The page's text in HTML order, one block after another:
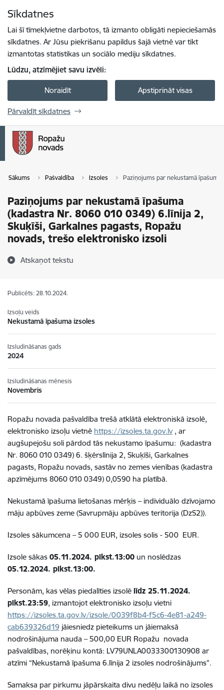
Sīkdatnes
Lai šī tīmekļvietne darbotos, tā izmanto obligāti nepieciešamās
sīkdatnes. Ar Jūsu piekrišanu papildus šajā vietnē var tikt
izmantotas statistikas un sociālo mediju sīkdatnes.
Lūdzu, atzīmējiet savu izvēli:
Noraidīt Apstiprināt visas
Pārvaldīt sīkdatnes
Sākums Pašvaldība Izsoles Paziņojums par nekustamā
Paziņojums par nekustamā īpašuma
(kadastra Nr. 8060 010 0349) 6.līnija 2,
Skuķīši, Garkalnes pagasts, Ropažu
novads, trešo elektronisko izsoli
Atskaņot tekstu
Publicēts: 28.10.2024.
Izsoļu veids
Nekustamā īpašuma izsoles
Izsludināšanas gads
2024
Izsludināšanas mēnesis
Novembris
Ropažu novada pašvaldība trešā atklātā elektroniskā izsolē,
elektronisko izsoļu vietnē https://izsoles.ta.gov.lv, ar
augšupejošu soli pārdod tās nekustamo īpašumu: (kadastra
Nr. 8060 010 0349) 6. šķērslīnija 2, Skuķīši, Garkalnes
pagasts, Ropažu novads, sastāv no zemes vienības (kadastra
apzīmējums 8060 010 0349) 0,0590 ha platībā.
Nekustamā īpašuma lietošanas mērķis – individuālo dzīvojamo
māju apbūves zeme (Savrupmāju apbūves teritorija (DzS2)).
Izsoles sākumcena – 5 000 EUR, izsoles solis - 500 EUR.
Izsole sākas 05.11.2024. plkst.13:00 un noslēdzas
05.12.2024. plkst.13:00.
Personām, kas vēlas piedalīties izsolē līdz 25.11.2024.
plkst.23:59, izmantojot elektronisko izsoļu vietni
https://izsoles.ta.gov.lv/izsole/0039f8b4-f5c6-4e81-a249-
cab639326d19 jāiesniedz pieteikums un jāiemaksā
nodrošinājuma nauda – 500,00 EUR Ropažu novada
pašvaldības, norēķinu kontā: LV79UNLA0033300130908 ar
atzīmi “Nekustamā īpašuma 6.līnija 2 izsoles nodrošinājums”.
Samaksa par pirkumu jāpārskaita divu nedēļu laikā no izsoles